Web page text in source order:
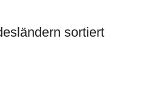
sortiert